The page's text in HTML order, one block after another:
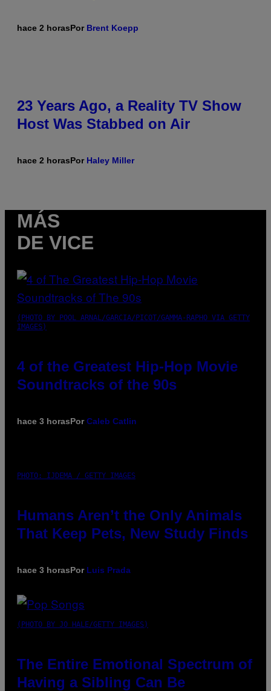
hace 2 horasPor Brent Koepp
23 Years Ago, a Reality TV Show
Host Was Stabbed on Air
hace 2 horasPor Haley Miller
MÁS
DE VICE
(PHOTO BY POOL ARNAL/GARCIA/PICOT/GAMMA-RAPHO VIA GETTY
IMAGES)
4 of the Greatest Hip-Hop Movie
Soundtracks of the 90s
hace 3 horasPorCaleb Catlin
PHOTO: IJDEMA / GETTY IMAGES
Humans Aren’t the Only Animals
That Keep Pets, New Study Finds
hace 3 horasPor Luis Prada
(PHOTO BY JO HALE/GETTY IMAGES)
The Entire Emotional Spectrum of
Having a Sibling Can Be